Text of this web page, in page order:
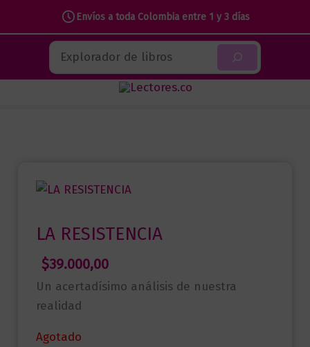
Envíos a toda Colombia entre 1 y 3 días
contenido
Buscar
LA RESISTENCIA
$39.000,00
Un acertadísimo análisis de nuestra
realidad
Agotado